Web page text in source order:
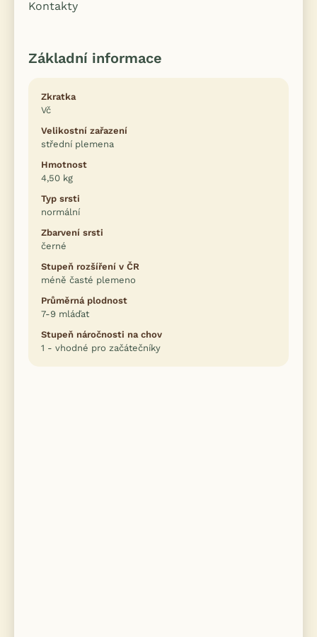
Kontakty
Základní informace
Zkratka
Vč
Velikostní zařazení
střední plemena
Hmotnost
4,50 kg
Typ srsti
normální
Zbarvení srsti
černé
Stupeň rozšíření v ČR
méně časté plemeno
Průměrná plodnost
7-9 mláďat
Stupeň náročnosti na chov
1 - vhodné pro začátečníky